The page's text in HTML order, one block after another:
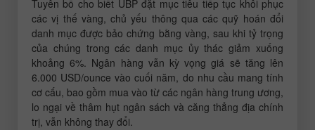
Tuyên bố cho biết UBP đặt mục tiêu tiếp tục khôi phục
các vị thế vàng, chủ yếu thông qua các quỹ hoán đổi
danh mục được bảo chứng bằng vàng, sau khi tỷ trọng
của chúng trong các danh mục ủy thác giảm xuống
khoảng 6%. Ngân hàng vẫn kỳ vọng giá sẽ tăng lên
6.000 USD/ounce vào cuối năm, do nhu cầu mang tính
cơ cấu, bao gồm mua vào từ các ngân hàng trung ương,
lo ngại về thâm hụt ngân sách và căng thẳng địa chính
trị, vẫn không thay đổi.